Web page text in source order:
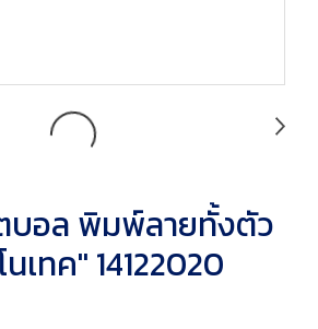
บอล พิมพ์ลายทั้งตัว
เทค" 14122020